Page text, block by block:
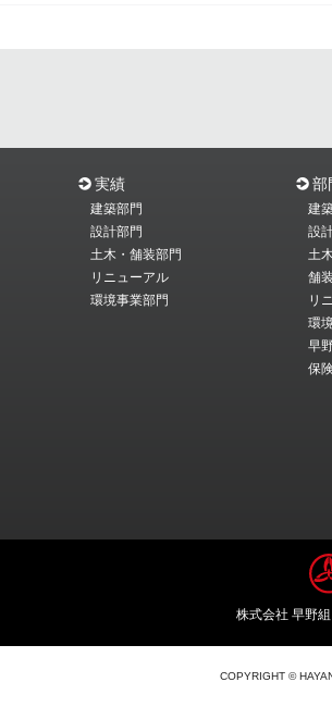
実績
建築部門
設計部門
土木・舗装部門
リニューアル
環境事業部門
部
建
設
土
舗
リ
環
早
保
株式会社 早野
COPYRIGHT ©